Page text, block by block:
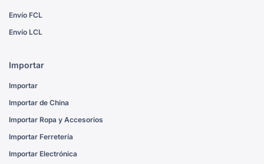
Envío FCL
Envío LCL
Importar
Importar
Importar de China
Importar Ropa y Accesorios
Importar Ferretería
Importar Electrónica